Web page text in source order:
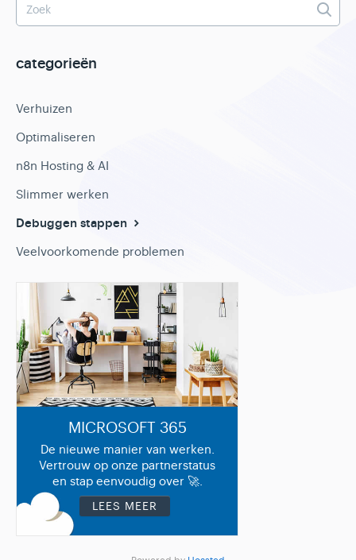
categorieën
Verhuizen
Optimaliseren
n8n Hosting & AI
Slimmer werken
Debuggen stappen
Veelvoorkomende problemen
MICROSOFT 365
De nieuwe manier van werken.
Vertrouw op onze partnerstatus
en stap eenvoudig over 🚀.
LEES MEER